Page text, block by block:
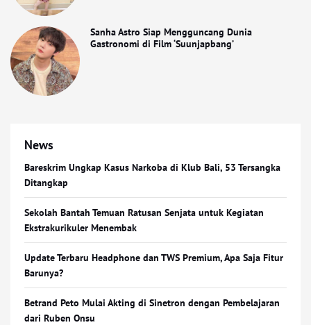
Sanha Astro Siap Mengguncang Dunia
Gastronomi di Film ‘Suunjapbang’
News
Bareskrim Ungkap Kasus Narkoba di Klub Bali, 53 Tersangka
Ditangkap
Sekolah Bantah Temuan Ratusan Senjata untuk Kegiatan
Ekstrakurikuler Menembak
Update Terbaru Headphone dan TWS Premium, Apa Saja Fitur
Barunya?
Betrand Peto Mulai Akting di Sinetron dengan Pembelajaran
dari Ruben Onsu